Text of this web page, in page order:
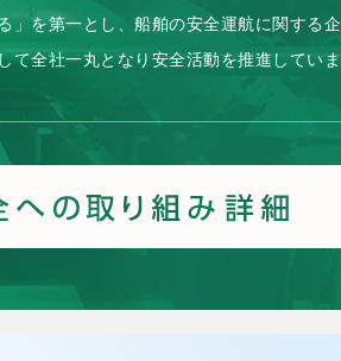
」を第一とし、船舶の安全運航に関する
て全社一丸となり安全活動を推進していま